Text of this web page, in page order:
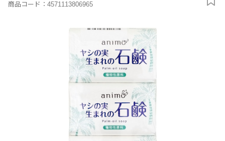
商品コード： 4571113806965